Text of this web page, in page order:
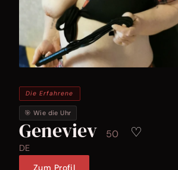
Die Erfahrene
🎯 Wie die Uhr
Geneviev 50 ♡
DE
Zum Profil